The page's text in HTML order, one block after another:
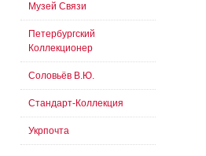
Музей Связи
Петербургский
Коллекционер
Соловьёв В.Ю.
Стандарт-Коллекция
Укрпочта